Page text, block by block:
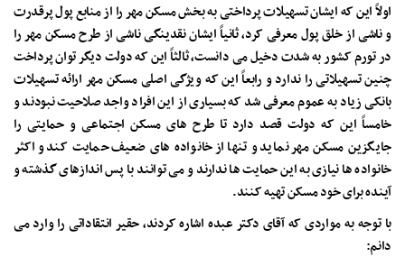
اولاً این که ایشان تسهیلات پرداختی به بخش مسکن مهر را از منابع پول پرقدرت
و ناشی از خلق پول معرفی کرد، ثانیاً ایشان نقدینگی ناشی از طرح مسکن مهر را
در تورم کشور به شدت دخیل می دانست، ثالثاً این که دولت دیگر توان پرداخت
چنین تسهیلاتی را ندارد و رابعاً این که ویژگی اصلی مسکن مهر ارائه تسهیلات
بانکی زیاد به عموم معرفی شد که بسیاری از این افراد واجد صلاحیت نبودند و
خامساً این که دولت قصد دارد تا طرح های مسکن اجتماعی و حمایتی را
جایگزین مسکن مهر نماید و تنها از خانواده های ضعیف حمایت کند و اکثر
خانواده ها نیازی به این حمایت ها ندارند و می توانند با پس اندازهای گذشته و
آینده برای خود مسکن تهیه کنند.
با توجه به مواردی که آقای دکتر عبده اشاره کردند، حقیر انتقاداتی را وارد می
دانم: